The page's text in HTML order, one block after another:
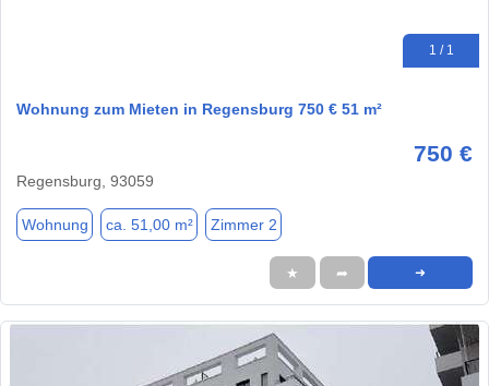
1 / 1
Wohnung zum Mieten in Regensburg 750 € 51 m²
750 €
Regensburg, 93059
Wohnung ca. 51,00 m² Zimmer 2
★ ➦ ➜